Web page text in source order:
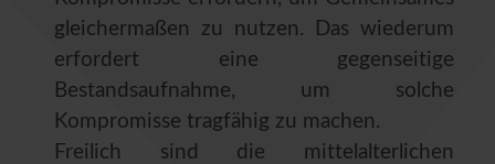
gleichermaßen zu nutzen. Das wiederum
erfordert eine gegenseitige
Bestandsaufnahme, um solche
Kompromisse tragfähig zu machen.
Freilich sind die mittelalterlichen